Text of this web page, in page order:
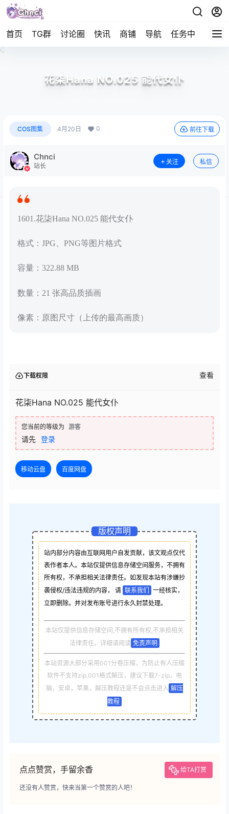
首页 TG群 讨论圈 快讯 商铺 导航 任务中心 帮助
花柒Hana NO.025 能代女仆
COS图集 4月20日 0 前往下载
Chnci
站长
关注 私信
1601.花柒Hana NO.025 能代女仆
格式：JPG、PNG等图片格式
容量：322.88 MB
数量：21 张高品质插画
像素：原图尺寸（上传的最高画质）
下载权限 查看
花柒Hana NO.025 能代女仆
您当前的等级为 游客
请先 登录
移动云盘 百度网盘
版权声明
站内部分内容由互联网用户自发贡献，该文观点仅代
表作者本人。本站仅提供信息存储空间服务，不拥有
所有权，不承担相关法律责任。如发现本站有涉嫌抄
袭侵权/违法违规的内容， 请 联系我们
一经核实，
立即删除。并对发布账号进行永久封禁处理。
本站仅提供信息存储空间,不拥有所有权,不承担相关
法律责任。详细请阅读 免责声明
本站资源大部分采用001分卷压缩，为防止有人压缩
软件不支持zip.001格式解压，建议下载7-zip，电
脑，安卓，苹果，解压教程还是不会点击进入 解压
教程
点点赞赏，手留余香 给TA打赏
还没有人赞赏，快来当第一个赞赏的人吧！